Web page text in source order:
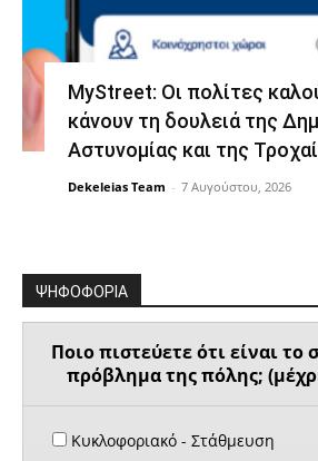
MyStreet: Οι πολίτες
κάνουν τη δουλειά της
Αστυνομίας και της
Dekeleias Team - 7 Αυγούστου, 2026
ΨΗΦΟΦΟΡΙΑ
Ποιο πιστεύετε ότι είναι το
πρόβλημα της πόλης;
Κυκλοφοριακό - Στάθμευση